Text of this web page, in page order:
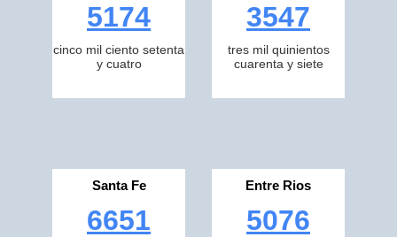
5174
cinco mil ciento setenta
y cuatro
3547
tres mil quinientos
cuarenta y siete
Santa Fe
6651
Entre Rios
5076